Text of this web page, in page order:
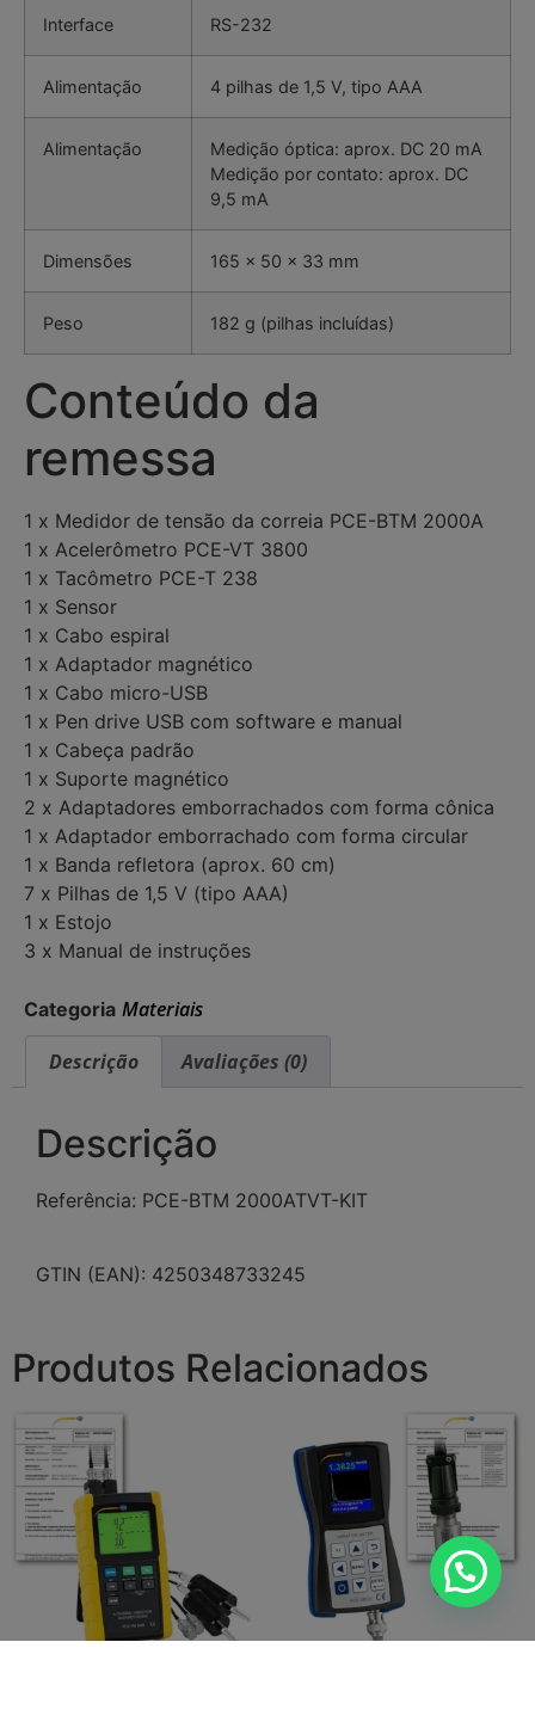
Interface RS-232
Alimentação 4 pilhas de 1,5 V, tipo AAA
Alimentação
Medição óptica: aprox. DC 20 mA
Medição por contato: aprox. DC
9,5 mA
Dimensões 165 x 50 x 33 mm
Peso 182 g (pilhas incluídas)
Conteúdo da
remessa
1 x Medidor de tensão da correia PCE-BTM 2000A
1 x Acelerômetro PCE-VT 3800
1 x Tacômetro PCE-T 238
1 x Sensor
1 x Cabo espiral
1 x Adaptador magnético
1 x Cabo micro-USB
1 x Pen drive USB com software e manual
1 x Cabeça padrão
1 x Suporte magnético
2 x Adaptadores emborrachados com forma cônica
1 x Adaptador emborrachado com forma circular
1 x Banda refletora (aprox. 60 cm)
7 x Pilhas de 1,5 V (tipo AAA)
1 x Estojo
3 x Manual de instruções
Categoria Materiais
Descrição
Avaliações (0)
Descrição
Referência: PCE-BTM 2000ATVT-KIT
GTIN (EAN): 4250348733245
Produtos Relacionados